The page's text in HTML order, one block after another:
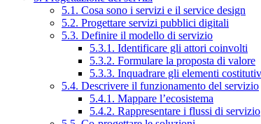
5.1. Cosa sono i servizi e il service design
5.2. Progettare servizi pubblici digitali
5.3. Definire il modello di servizio
5.3.1. Identificare gli attori coinvolti
5.3.2. Formulare la proposta di valore
5.3.3. Inquadrare gli elementi
5.4. Descrivere il funzionamento del servizio
5.4.1. Mappare l’ecosistema
5.4.2. Rappresentare i flussi di servizio